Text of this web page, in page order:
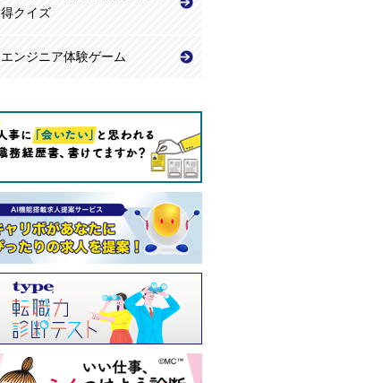
得クイズ
エンジニア体験ゲーム